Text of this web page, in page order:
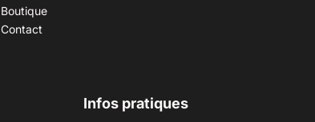
Boutique
Contact
Infos pratiques